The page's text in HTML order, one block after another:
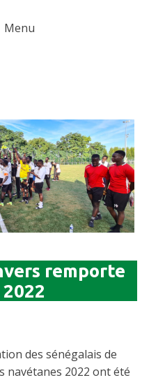
Menu
remporte
des sénégalais de
navétanes 2022 ont été